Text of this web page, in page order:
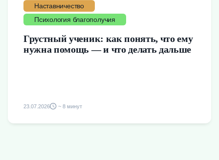
Наставничество
Психология благополучия
Грустный ученик: как понять, что ему
нужна помощь — и что делать дальше
23.07.2026 ~ 8 минут